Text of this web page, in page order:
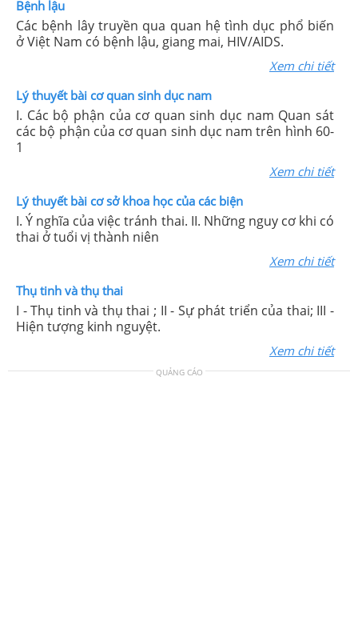
Bệnh lậu
Các bệnh lây truyền qua quan hệ tình dục phổ biến
ở Việt Nam có bệnh lậu, giang mai, HIV/AIDS.
Xem chi tiết
Lý thuyết bài cơ quan sinh dục nam
I. Các bộ phận của cơ quan sinh dục nam Quan sát
các bộ phận của cơ quan sinh dục nam trên hình 60-
1
Xem chi tiết
Lý thuyết bài cơ sở khoa học của các biện
I. Ý nghĩa của việc tránh thai. II. Những nguy cơ khi có
thai ở tuổi vị thành niên
Xem chi tiết
Thụ tinh và thụ thai
I - Thụ tinh và thụ thai ; II - Sự phát triển của thai; III -
Hiện tượng kinh nguyệt.
Xem chi tiết
QUẢNG CÁO